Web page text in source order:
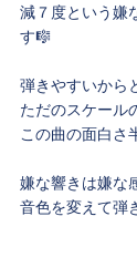
減７度という嫌
す🎼
弾きやすいから
ただのスケール
この曲の面白さ
嫌な響きは嫌な
音色を変えて弾